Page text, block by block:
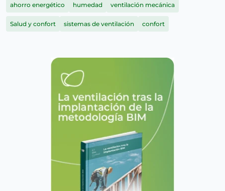
ahorro energético humedad ventilación mecánica
Salud y confort sistemas de ventilación confort